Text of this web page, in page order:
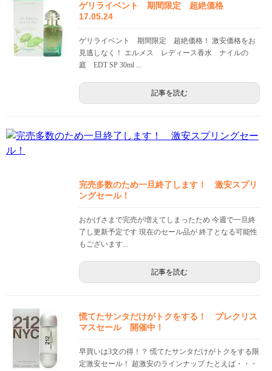
ゲリライベント 期間限定 超絶価格
17.05.24
ゲリライベント 期間限定 超絶価格！ 激安価格をお
見逃しなく！ エルメス レディース香水 ナイルの
庭 EDT SP 30ml ...
記事を読む
完売多数のため一旦終了します！ 激安スプリ
ングセール！
おかげさまで完売が増えてしまったため 今週で一旦終
了し更新予定です 現在のセール品が 終了となる可能性
もございます...
記事を読む
慌てたサンタだけがトクをする！ プレクリス
マスセール 開催中！
早買いは3文の得！？ 慌てたサンタだけがトクをする限
定激安セール！ 超激安のラインナップ たとえば・・・